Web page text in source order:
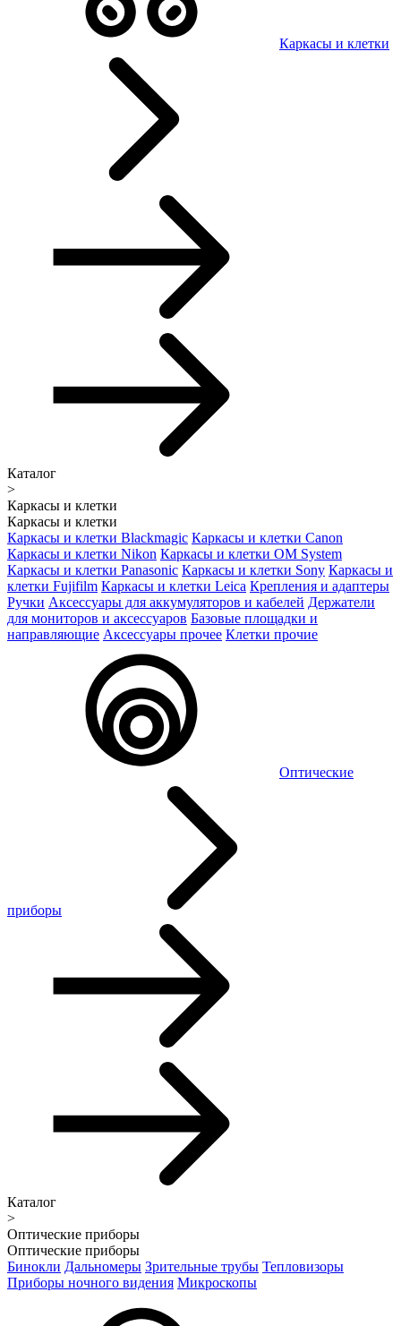
Каркасы и клетки
Каталог
>
Каркасы и клетки
Каркасы и клетки
Каркасы и клетки Blackmagic Каркасы и клетки Canon
Каркасы и клетки Nikon Каркасы и клетки OM System
Каркасы и клетки Panasonic Каркасы и клетки Sony Каркасы и
клетки Fujifilm Каркасы и клетки Leica Крепления и адаптеры
Ручки Аксессуары для аккумуляторов и кабелей Держатели
для мониторов и аксессуаров Базовые площадки и
направляющие Аксессуары прочее Клетки прочие
Оптические
приборы
Каталог
>
Оптические приборы
Оптические приборы
Бинокли Дальномеры Зрительные трубы Тепловизоры
Приборы ночного видения Микроскопы